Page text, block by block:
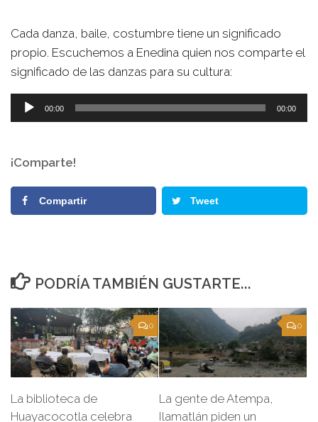
Cada danza, baile, costumbre tiene un significado
propio. Escuchemos a Enedina quien nos comparte el
significado de las danzas para su cultura:
Reproductor
de
00:00 00:00
¡Comparte!
Compartir Tweet
PODRÍA TAMBIÉN GUSTARTE...
0
La biblioteca de
Huayacocotla celebra
0
La gente de Atempa,
Ilamatlán piden un